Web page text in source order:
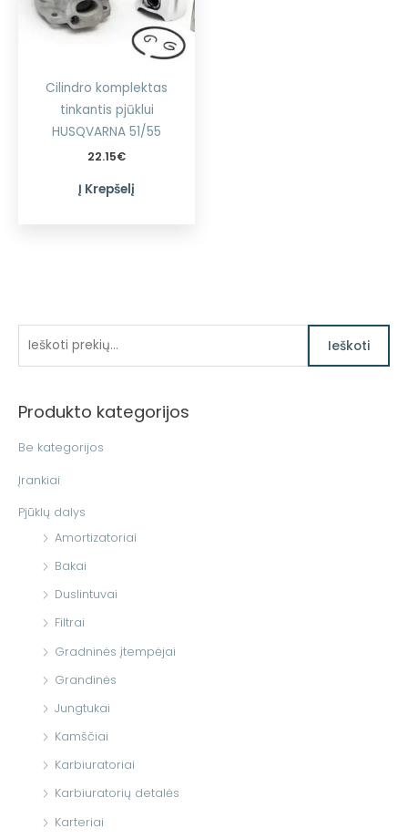
k
i
Ieškoti
Produkto kategorijos
Be kategorijos
Įrankiai
Pjūklų dalys
Amortizatoriai
Bakai
Duslintuvai
Filtrai
Gradninės įtempėjai
Grandinės
Jungtukai
Kamščiai
Karbiuratoriai
Karbiuratorių detalės
Karteriai
Cilindro komplektas
tinkantis pjūklui
HUSQVARNA 51/55
22.15€
Į Krepšelį